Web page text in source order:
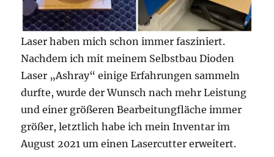
Laser haben mich schon immer fasziniert.
Nachdem ich mit meinem Selbstbau Dioden
Laser „Ashray“ einige Erfahrungen sammeln
durfte, wurde der Wunsch nach mehr Leistung
und einer größeren Bearbeitungfläche immer
größer, letztlich habe ich mein Inventar im
August 2021 um einen Lasercutter erweitert.